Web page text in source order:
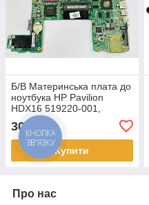
Б/В Материнська плата до
ноутбука HP Pavilion
HDX16 519220-001,
DAUT6GMB8A0 REV:А
(НЕСПРАВНА)
300
Купити
Про нас